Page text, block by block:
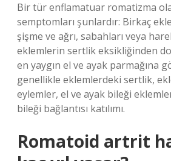
Bir tür enflamatuar romatizma
semptomları şunlardır: Birkaç
şişme ve ağrı, sabahları veya
eklemlerin sertlik eksikliğinden
en yaygın el ve ayak parmağına
genellikle eklemlerdeki sertlik,
eylemler, el ve ayak bileği
bileği bağlantısı katılımı.
Romatoid artrit